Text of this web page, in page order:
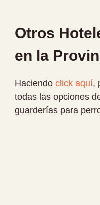
Otros
en la
Haciendo click aquí,
todas las opciones
guarderías para